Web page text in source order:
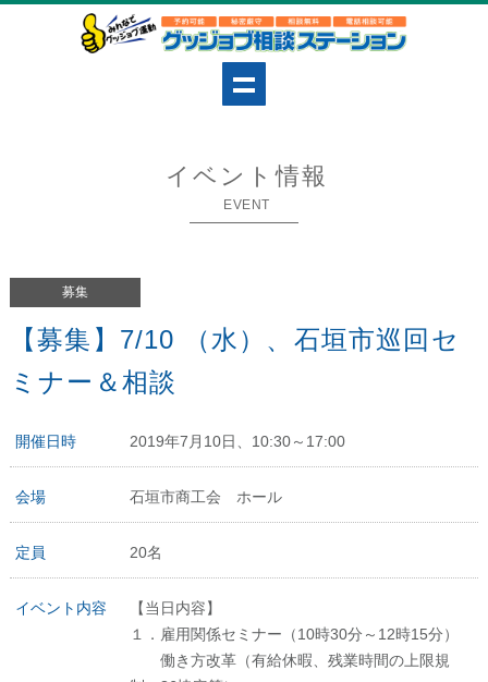
イベント情報
EVENT
募集
【募集】7/10 （水）、石垣市巡回セ
ミナー＆相談
開催日時 2019年7月10日、10:30～17:00
会場 石垣市商工会 ホール
定員 20名
イベント内容
【当日内容】
１．雇用関係セミナー（10時30分～12時15分）
働き方改革（有給休暇、残業時間の上限規